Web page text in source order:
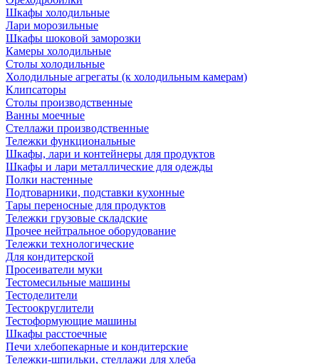
Шкафы холодильные
Лари морозильные
Шкафы шоковой заморозки
Камеры холодильные
Столы холодильные
Холодильные агрегаты (к холодильным камерам)
Клипсаторы
Столы производственные
Ванны моечные
Стеллажи производственные
Тележки функциональные
Шкафы, лари и контейнеры для продуктов
Шкафы и лари металлические для одежды
Полки настенные
Подтоварники, подставки кухонные
Тары переносные для продуктов
Тележки грузовые складские
Прочее нейтральное оборудование
Тележки технологические
Для кондитерской
Просеиватели муки
Тестомесильные машины
Тестоделители
Тестоокруглители
Тестоформующие машины
Шкафы расстоечные
Печи хлебопекарные и кондитерские
Тележки-шпильки, стеллажи для хлеба